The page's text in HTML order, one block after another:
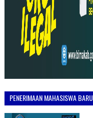
PENERIMAAN MAHASISWA BARU